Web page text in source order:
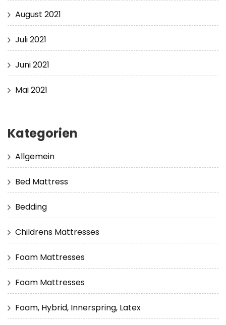
August 2021
Juli 2021
Juni 2021
Mai 2021
Kategorien
Allgemein
Bed Mattress
Bedding
Childrens Mattresses
Foam Mattresses
Foam Mattresses
Foam, Hybrid, Innerspring, Latex